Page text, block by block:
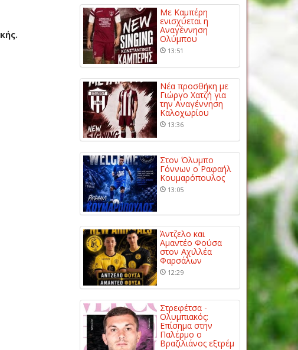
Με Καμπέρη
ενισχύεται η
Αναγέννηση
Ολύμπου
13:51
Νέα προσθήκη με
Γιώργο Χατζή για
την Αναγέννηση
Καλοχωρίου
13:36
Στον Όλυμπο
Γόννων ο Ραφαήλ
Κουμαρόπουλος
13:05
Άντζελο και
Αμαντέο Φούσα
στον Αχιλλέα
Φαρσάλων
12:29
Στρεφέτσα -
Ολυμπιακός:
Επίσημα στην
Παλέρμο ο
Βραζιλιάνος εξτρέμ